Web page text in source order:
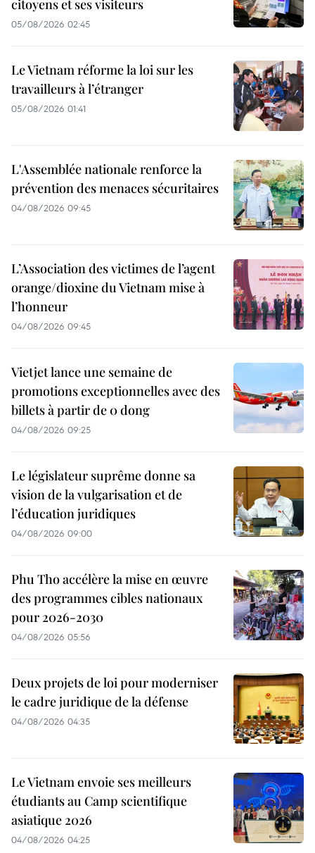
citoyens et ses visiteurs
05/08/2026 02:45
Le Vietnam réforme la loi sur les
travailleurs à l’étranger
05/08/2026 01:41
L'Assemblée nationale renforce la
prévention des menaces sécuritaires
04/08/2026 09:45
L’Association des victimes de l’agent
orange/dioxine du Vietnam mise à
l’honneur
04/08/2026 09:45
Vietjet lance une semaine de
promotions exceptionnelles avec des
billets à partir de 0 dong
04/08/2026 09:25
Le législateur suprême donne sa
vision de la vulgarisation et de
l’éducation juridiques
04/08/2026 09:00
Phu Tho accélère la mise en œuvre
des programmes cibles nationaux
pour 2026-2030
04/08/2026 05:56
Deux projets de loi pour moderniser
le cadre juridique de la défense
04/08/2026 04:35
Le Vietnam envoie ses meilleurs
étudiants au Camp scientifique
asiatique 2026
04/08/2026 04:25